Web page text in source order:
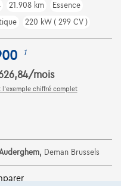
21.908 km
Essence
220 kW ( 299 CV )
1
/mois
l’exemple chiffré complet
Deman Brussels